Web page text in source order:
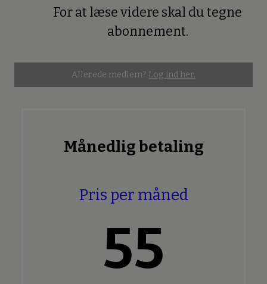
For at læse videre skal du tegne
abonnement.
Allerede medlem? Log ind her.
Månedlig betaling
Pris per måned
55